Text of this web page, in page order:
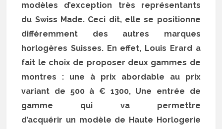
modèles d’exception très représentants
du Swiss Made. Ceci dit, elle se positionne
différemment des autres marques
horlogères Suisses. En effet, Louis Erard a
fait le choix de proposer deux gammes de
montres : une à prix abordable au prix
variant de 500 à € 1300, Une entrée de
gamme qui va permettre
d’acquérir un modèle de Haute Horlogerie